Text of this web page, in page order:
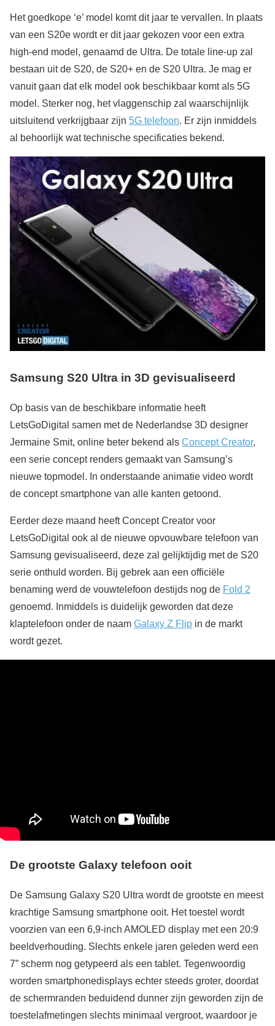
Het goedkope ‘e’ model komt dit jaar te vervallen. In plaats
van een S20e wordt er dit jaar gekozen voor een extra
high-end model, genaamd de Ultra. De totale line-up zal
bestaan uit de S20, de S20+ en de S20 Ultra. Je mag er
vanuit gaan dat elk model ook beschikbaar komt als 5G
model. Sterker nog, het vlaggenschip zal waarschijnlijk
uitsluitend verkrijgbaar zijn 5G telefoon. Er zijn inmiddels
al behoorlijk wat technische specificaties bekend.
Samsung S20 Ultra in 3D gevisualiseerd
Op basis van de beschikbare informatie heeft
LetsGoDigital samen met de Nederlandse 3D designer
Jermaine Smit, online beter bekend als Concept Creator,
een serie concept renders gemaakt van Samsung’s
nieuwe topmodel. In onderstaande animatie video wordt
de concept smartphone van alle kanten getoond.
Eerder deze maand heeft Concept Creator voor
LetsGoDigital ook al de nieuwe opvouwbare telefoon van
Samsung gevisualiseerd, deze zal gelijktijdig met de S20
serie onthuld worden. Bij gebrek aan een officiële
benaming werd de vouwtelefoon destijds nog de Fold 2
genoemd. Inmiddels is duidelijk geworden dat deze
klaptelefoon onder de naam Galaxy Z Flip in de markt
wordt gezet.
De grootste Galaxy telefoon ooit
De Samsung Galaxy S20 Ultra wordt de grootste en meest
krachtige Samsung smartphone ooit. Het toestel wordt
voorzien van een 6,9-inch AMOLED display met een 20:9
beeldverhouding. Slechts enkele jaren geleden werd een
7” scherm nog getypeerd als een tablet. Tegenwoordig
worden smartphonedisplays echter steeds groter, doordat
de schermranden beduidend dunner zijn geworden zijn de
toestelafmetingen slechts minimaal vergroot, waardoor je